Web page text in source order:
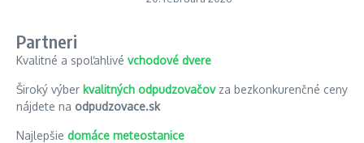
Partneri
Kvalitné a spoľahlivé vchodové dvere
Široký výber kvalitných odpudzovačovza bezkonkurenčné ceny
nájdete na odpudzovace.sk
Najlepšie domáce meteostanice